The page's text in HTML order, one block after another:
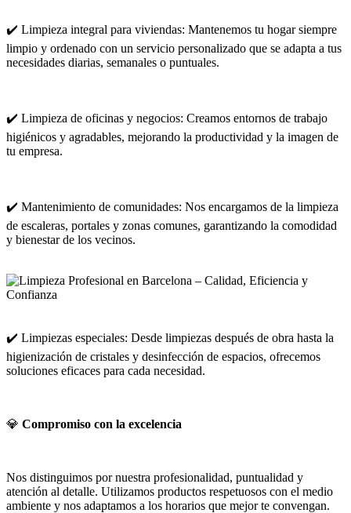
✔️ Limpieza integral para viviendas: Mantenemos tu hogar siempre
limpio y ordenado con un servicio personalizado que se adapta a tus
necesidades diarias, semanales o puntuales.
✔️ Limpieza de oficinas y negocios: Creamos entornos de trabajo
higiénicos y agradables, mejorando la productividad y la imagen de
tu empresa.
✔️ Mantenimiento de comunidades: Nos encargamos de la limpieza
de escaleras, portales y zonas comunes, garantizando la comodidad
y bienestar de los vecinos.
✔️ Limpiezas especiales: Desde limpiezas después de obra hasta la
higienización de cristales y desinfección de espacios, ofrecemos
soluciones eficaces para cada necesidad.
💎 Compromiso con la excelencia
Nos distinguimos por nuestra profesionalidad, puntualidad y
atención al detalle. Utilizamos productos respetuosos con el medio
ambiente y nos adaptamos a los horarios que mejor te convengan.